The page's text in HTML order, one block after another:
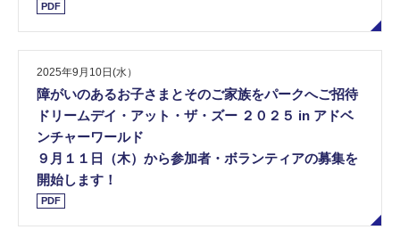
PDF
2025年9月10日(水）
障がいのあるお子さまとそのご家族をパークへご招待
ドリームデイ・アット・ザ・ズー ２０２５ in アドベ
ンチャーワールド
９月１１日（木）から参加者・ボランティアの募集を
開始します！
PDF